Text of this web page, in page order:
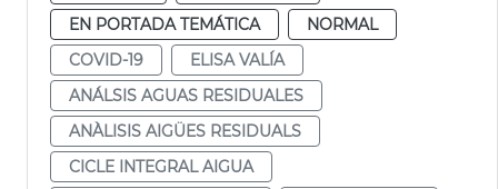
EN PORTADA TEMÁTICA
NORMAL
COVID-19
ELISA VALÍA
ANÁLSIS AGUAS RESIDUALES
ANÀLISIS AIGÜES RESIDUALS
CICLE INTEGRAL AIGUA